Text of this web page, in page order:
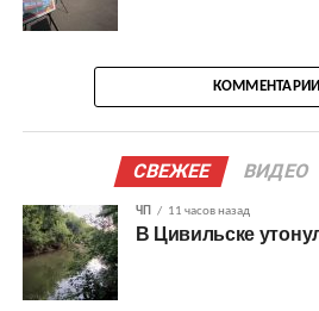
КОММЕНТАРИИ
СВЕЖЕЕ ВИДЕО
ЧП 11 часов назад
В Цивильске